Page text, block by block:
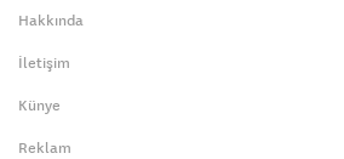
Hakkında
İletişim
Künye
Reklam